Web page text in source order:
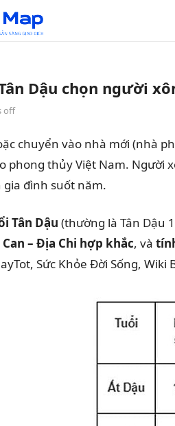
Dậu chọn người
off
chuyển vào nhà mới (nhà
phong thủy Việt Nam. Người
đình suốt năm.
Tân Dậu (thường là Tân Dậu
– Địa Chi hợp khắc, và
Sức Khỏe Đời Sống, Wiki